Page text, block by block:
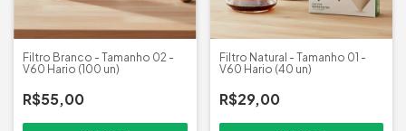
Filtro Branco - Tamanho 02 -
V60 Hario (100 un)
R$55,00
Filtro Natural - Tamanho 01 -
V60 Hario (40 un)
R$29,00